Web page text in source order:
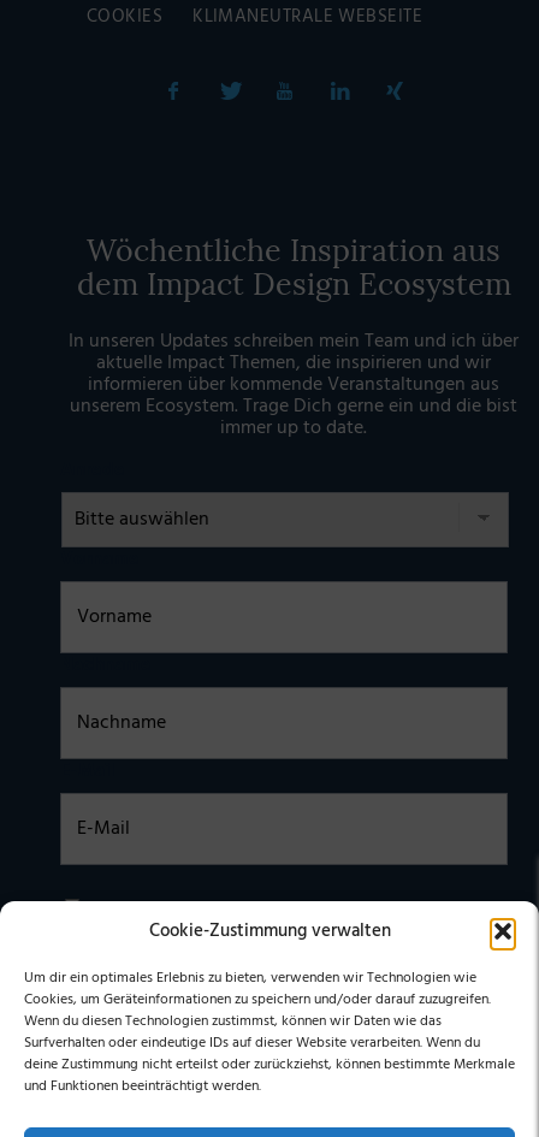
Cookie-Zustimmung verwalten
Um dir ein optimales Erlebnis zu bieten, verwenden wir Technologien wie
Cookies, um Geräteinformationen zu speichern und/oder darauf zuzugreifen.
Wenn du diesen Technologien zustimmst, können wir Daten wie das
Surfverhalten oder eindeutige IDs auf dieser Website verarbeiten. Wenn du
deine Zustimmung nicht erteilst oder zurückziehst, können bestimmte Merkmale
und Funktionen beeinträchtigt werden.
COOKIES
KLIMANEUTRALE WEBSEITE
Wöchentliche Inspiration aus
dem Impact Design Ecosystem
In unseren Updates schreiben mein Team und ich über
aktuelle Impact Themen, die inspirieren und wir
informieren über kommende Veranstaltungen aus
unserem Ecosystem. Trage Dich gerne ein und die bist
immer up to date.
genommen. Ich stimme zu, dass meine Daten elektronisch
Einwilligung jederzeit für die Zukunft per E-Mail an
stephan@stephangrabmeier.de widerrufen.)